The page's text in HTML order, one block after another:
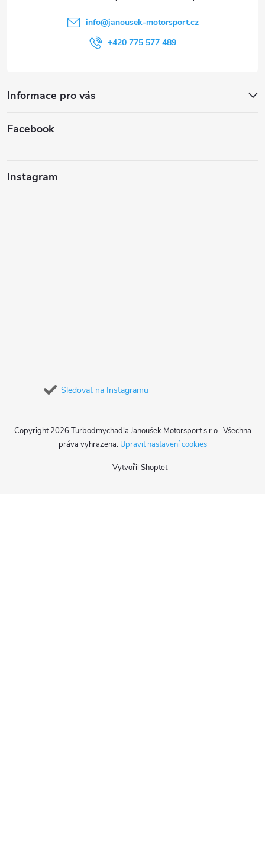
info@janousek-motorsport.cz
+420 775 577 489
Informace pro vás
Facebook
Instagram
Sledovat na Instagramu
Vytvořil Shoptet
Copyright 2026 Turbodmychadla Janoušek Motorsport s.r.o.. Všechna
práva vyhrazena. Upravit nastavení cookies